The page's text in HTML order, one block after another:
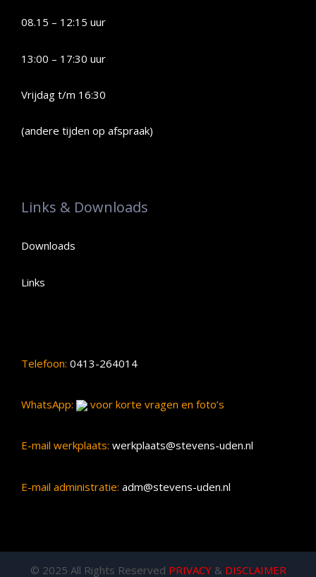
08.15 – 12:15 uur
13:00 – 17:30 uur
Vrijdag t/m 16:30
(andere tijden op afspraak)
Links & Downloads
Downloads
Links
Telefoon: 0413-264014
WhatsApp: voor korte vragen en foto’s
E-mail werkplaats: werkplaats@stevens-uden.nl
E-mail administratie: adm@stevens-uden.nl
© 2025 All Rights Reserved PRIVACY& DISCLAIMER